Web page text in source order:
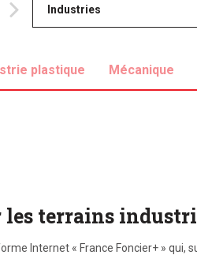
Industries
plastique Mécanique
terrains
Internet « France Foncier+ »